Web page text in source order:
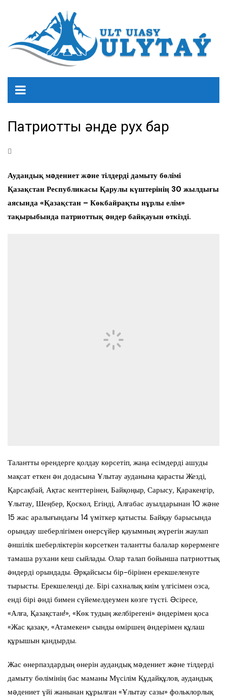
Патриоттық әнде рух бар
Аудандық мəдениет жəне тілдерді дамыту бөлімі
Қазақстан Республикасы Қарулы күштерінің 30 жылдығы
аясында «Қазақстан – Көкбайрақты нұрлы елім»
тақырыбында патриоттық əндер байқауын өткізді.
Талантты өрендерге қолдау көрсетіп, жаңа есімдерді ашуды
мақсат еткен əн додасына Ұлытау ауданына қарасты Жезді,
Қарсақбай, Ақтас кенттерінен, Байқоңыр, Сарысу, Қаракеңгір,
Ұлытау, Шеңбер, Қоскөл, Егінді, Алғабас ауылдарынан 10 жəне
15 жас аралығындағы 14 үміткер қатысты. Байқау барысында
орындау шеберлігімен өнерсүйер қауымның жүрегін жаулап
əншілік шеберліктерін көрсеткен талантты балалар көрерменге
тамаша рухани кеш сыйлады. Олар талап бойынша патриоттық
əндерді орындады. Əрқайсысы бір-бірінен ерекшеленуге
тырысты. Ерекшеленді де. Бірі сахналық киім үлгісімен озса,
енді бірі əнді бимен сүйемелдеумен көзге түсті. Əсіресе,
«Алға, Қазақстан!», «Көк тудың желбірегені» əндерімен қоса
«Жас қазақ», «Атамекен» сынды өміршең əндерімен құлаш
құрышын қандырды.
Жас өнерпаздардың өнерін аудандық мəдениет жəне тілдерді
дамыту бөлімінің бас маманы Мүсілім Құдайқұлов, аудандық
мəдениет үйі жанынан құрылған «Ұлытау сазы» фольклорлық